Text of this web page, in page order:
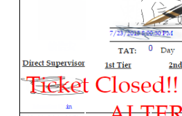
合作
订阅电子报